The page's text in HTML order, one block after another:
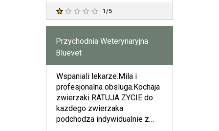
1/5
Przychodnia Weterynaryjna
Bluevet
Wspaniali lekarze.Mila i
profesjonalna obsluga.Kochaja
zwierzaki RATUJA ZYCIE do
kazdego zwierzaka
podchodza indywidualnie z